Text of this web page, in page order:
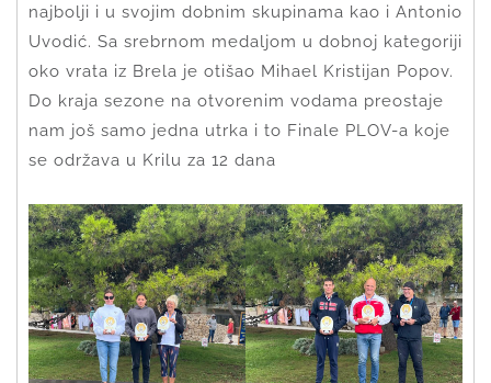
najbolji i u svojim dobnim skupinama kao i Antonio
Uvodić. Sa srebrnom medaljom u dobnoj kategoriji
oko vrata iz Brela je otišao Mihael Kristijan Popov.
Do kraja sezone na otvorenim vodama preostaje
nam još samo jedna utrka i to Finale PLOV-a koje
se održava u Krilu za 12 dana